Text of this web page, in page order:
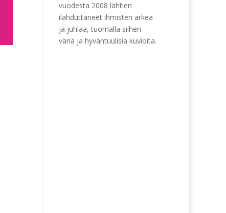
vuodesta 2008 lähtien
ilahduttaneet ihmisten arkea
ja juhlaa, tuomalla siihen
väriä ja hyväntuulisia kuvioita.